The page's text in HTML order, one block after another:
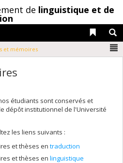
de linguistique et de
Liens
et mémoires
étudiants sont conservés et
dépôt institutionnel de l'Université
les liens suivants :
et thèses en traduction
et thèses en linguistique